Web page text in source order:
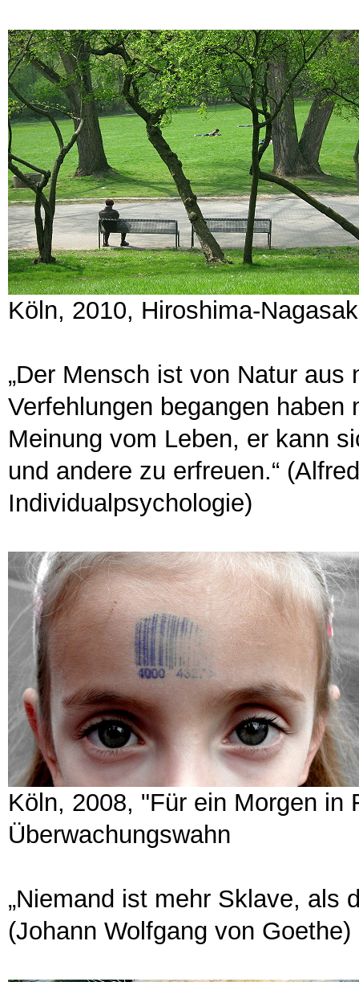
Köln, 2010, Hiroshima-
„Der Mensch ist von Natur
Verfehlungen begangen
Meinung vom Leben, er kann
und andere zu erfreuen.“
Individualpsychologie)
Köln, 2008, "Für ein Morgen in
Überwachungswahn
„Niemand ist mehr Sklave, als
(Johann Wolfgang von Goethe)